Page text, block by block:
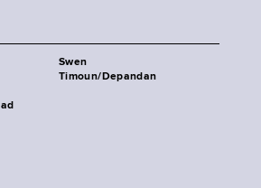
Swen
Timoun/Depandan